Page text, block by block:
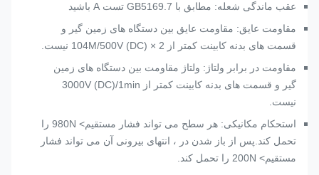
عقب ماندگی شعله: مطابق با GB5169.7 تست A باشید
مقاومت عایق: مقاومت عایق بین دستگاه های زمین گیر و
قسمت های بدنه کابینت کمتر از 2 × 104M/500V (DC) نیست.
مقاومت در برابر ولتاژ: ولتاژ مقاومت بین دستگاه های زمین
گیر و قسمت های بدنه کابینت کمتر از 3000V (DC)/1min
نیست.
استحکام مکانیکی: هر سطح می تواند فشار مستقیم> 980N را
تحمل کند.پس از باز شدن در ، انتهای بیرونی آن می تواند فشار
مستقیم> 200N را تحمل کند.